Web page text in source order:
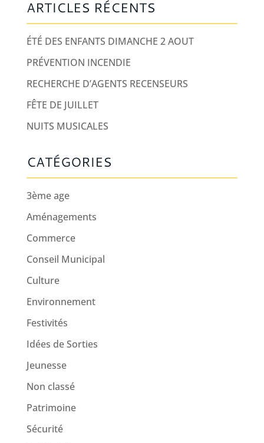
ARTICLES RÉCENTS
ÉTÉ DES ENFANTS DIMANCHE 2 AOUT
PRÉVENTION INCENDIE
RECHERCHE D’AGENTS RECENSEURS
FÊTE DE JUILLET
NUITS MUSICALES
CATÉGORIES
3ème age
Aménagements
Commerce
Conseil Municipal
Culture
Environnement
Festivités
Idées de Sorties
Jeunesse
Non classé
Patrimoine
Sécurité